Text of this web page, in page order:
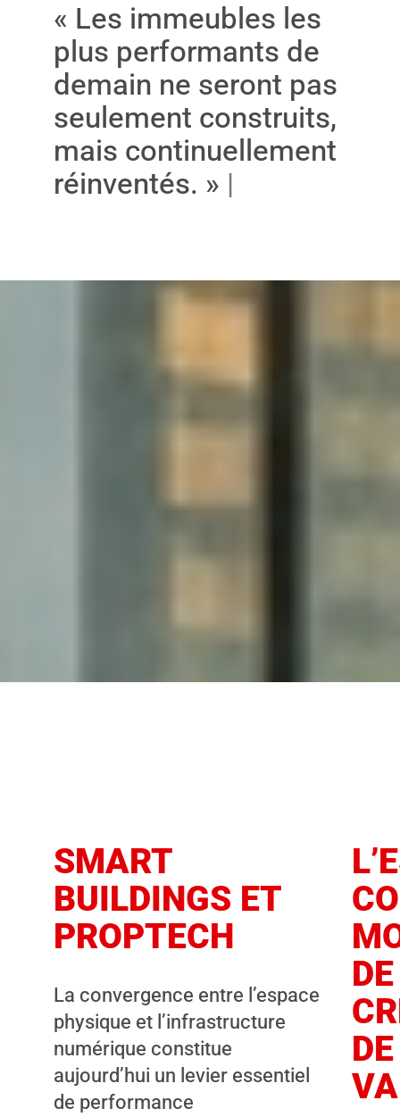
« Les immeubles les
plus performants de
demain ne seront pas
seulement construits,
mais continuellement
réinventés. »
SMART
BUILDINGS ET
PROPTECH
La convergence entre l’espace
physique et l’infrastructure
numérique constitue
aujourd’hui un levier essentiel
de performance
DE
DE